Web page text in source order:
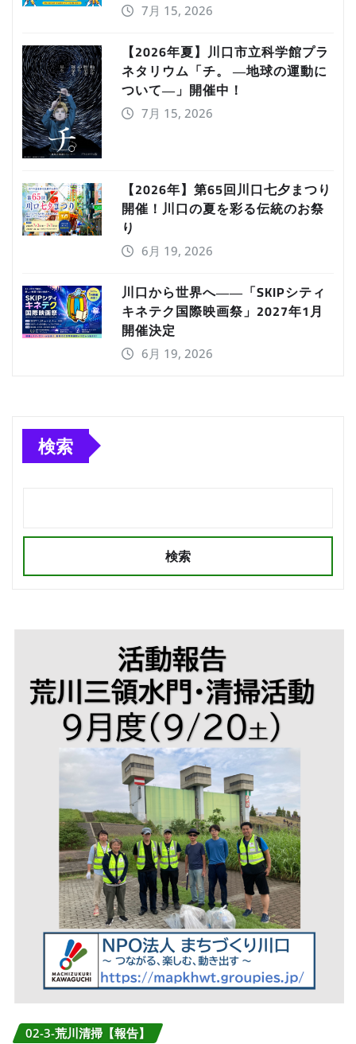
7月 15, 2026
【2026年夏】川口市立科学館プラ
ネタリウム「チ。 ―地球の運動に
ついて―」開催中！
7月 15, 2026
【2026年】第65回川口七夕まつり
開催！川口の夏を彩る伝統のお祭
り
6月 19, 2026
川口から世界へ――「SKIPシティ
キネテク国際映画祭」2027年1月
開催決定
6月 19, 2026
検索
検索
02-3-荒川清掃【報告】